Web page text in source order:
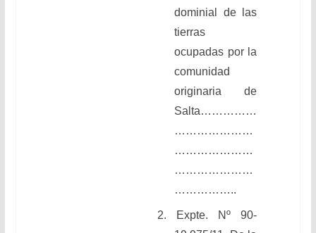
dominial de las
tierras
ocupadas por la
comunidad
originaria de
Salta……………
…………………
…………………
…………………
……………..
2.
Expte. Nº 90-